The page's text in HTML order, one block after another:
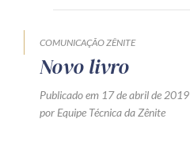
COMUNICAÇÃO ZÊNITE
Novo livro
Publicado em 17 de abril de 2019
por Equipe Técnica da Zênite